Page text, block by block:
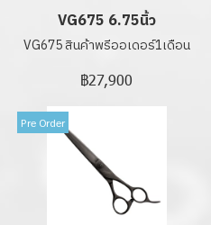
VG675 6.75นิ้ว
VG675 สินค้าพรีออเดอร์1เดือน
฿27,900
Pre Order